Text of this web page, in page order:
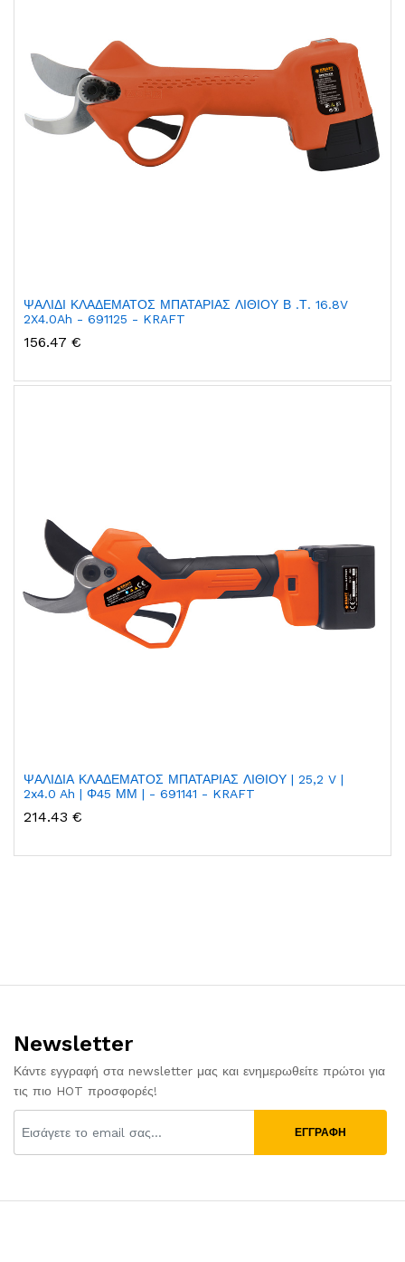
ΨΑΛΙΔΙ ΚΛΑΔΕΜΑΤΟΣ ΜΠΑΤΑΡΙΑΣ ΛΙΘΙΟΥ Β .Τ. 16.8V
2X4.0Ah - 691125 - KRAFT
156.47 €
ΨΑΛΙΔΙΑ ΚΛΑΔΕΜΑΤΟΣ ΜΠΑΤΑΡΙΑΣ ΛΙΘΙΟΥ | 25,2 V |
2x4.0 Ah | Φ45 ΜΜ | - 691141 - KRAFT
214.43 €
Newsletter
Κάντε εγγραφή στα newsletter μας και ενημερωθείτε πρώτοι για
τις πιο HOT προσφορές!
ΕΓΓΡΑΦΗ